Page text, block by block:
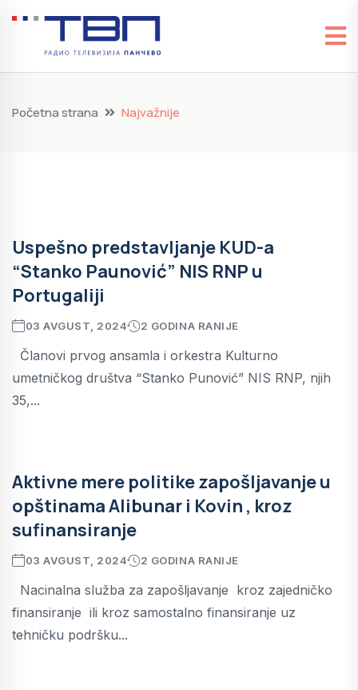
Početna strana Najvažnije
Uspešno predstavljanje KUD-a
“Stanko Paunović” NIS RNP u
Portugaliji
03 AVGUST, 2024 2 GODINA RANIJE
Članovi prvog ansamla i orkestra Kulturno
umetničkog društva “Stanko Punović” NIS RNP, njih
35,...
Aktivne mere politike zapošljavanje u
opštinama Alibunar i Kovin , kroz
sufinansiranje
03 AVGUST, 2024 2 GODINA RANIJE
Nacinalna služba za zapošljavanje kroz zajedničko
finansiranje ili kroz samostalno finansiranje uz
tehničku podršku...